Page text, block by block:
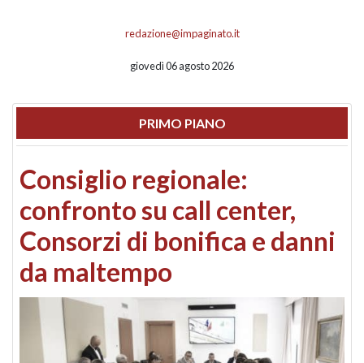
redazione@impaginato.it
giovedì 06 agosto 2026
PRIMO PIANO
Consiglio regionale:
confronto su call center,
Consorzi di bonifica e danni
da maltempo